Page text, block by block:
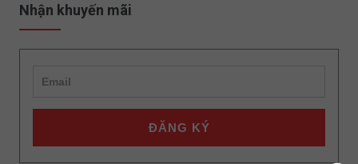
Nhận khuyến mãi
ĐĂNG KÝ